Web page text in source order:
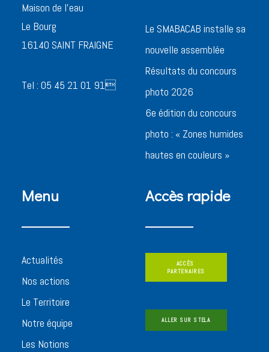
Maison de l’eau
Le Bourg
16140 SAINT FRAIGNE
Tel : 05 45 21 01 91
Le SMABACAB installe sa
nouvelle assemblée
Résultats du concours
photo 2026
6e édition du concours
photo : « Zones humides
hautes en couleurs »
Menu
Actualités
Nos actions
Le Territoire
Notre équipe
Les Notions
Accès rapide
ACCÈS
PARTENAIRES
ALLER SUR STELA